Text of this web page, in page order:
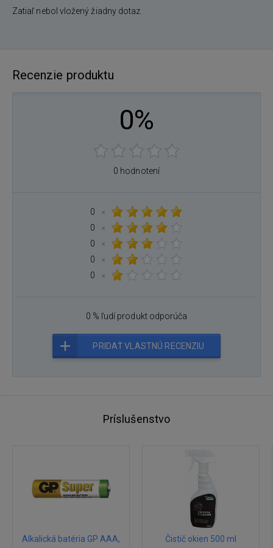
Zatiaľ nebol vložený žiadny dotaz.
Recenzie produktu
0%
0 hodnotení
0
×
0
×
0
×
0
×
0
×
0 % ľudí produkt odporúča
PRIDAŤ VLASTNÚ RECENZIU
Príslušenstvo
Alkalická batéria GP AAA,
Čistič okien 500 ml